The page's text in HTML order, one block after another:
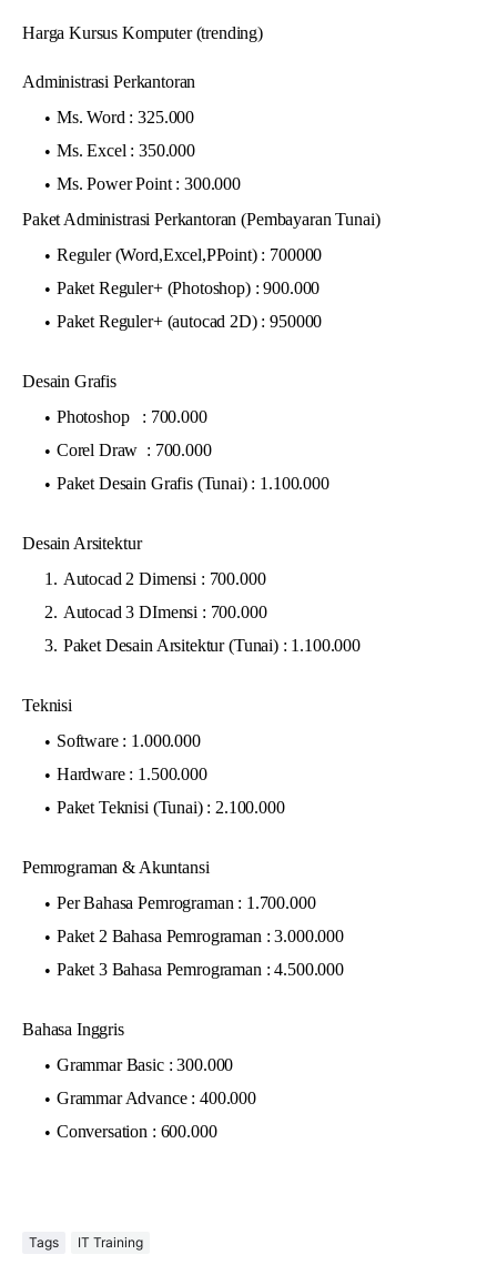
Harga Kursus Komputer (trending)
Administrasi Perkantoran
Ms. Word : 325.000
Ms. Excel : 350.000
Ms. Power Point : 300.000
Paket Administrasi Perkantoran (Pembayaran Tunai)
Reguler (Word,Excel,PPoint) : 700000
Paket Reguler+ (Photoshop) : 900.000
Paket Reguler+ (autocad 2D) : 950000
Desain Grafis
Photoshop : 700.000
Corel Draw : 700.000
Paket Desain Grafis (Tunai) : 1.100.000
Desain Arsitektur
Autocad 2 Dimensi : 700.000
Autocad 3 DImensi : 700.000
Paket Desain Arsitektur (Tunai) : 1.100.000
Teknisi
Software : 1.000.000
Hardware : 1.500.000
Paket Teknisi (Tunai) : 2.100.000
Pemrograman & Akuntansi
Per Bahasa Pemrograman : 1.700.000
Paket 2 Bahasa Pemrograman : 3.000.000
Paket 3 Bahasa Pemrograman : 4.500.000
Bahasa Inggris
Grammar Basic : 300.000
Grammar Advance : 400.000
Conversation : 600.000
Tags IT Training